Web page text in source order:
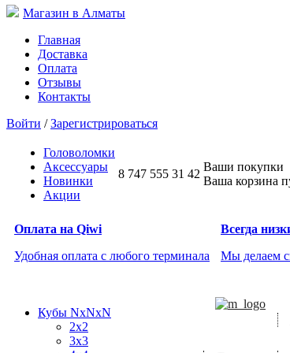
Магазин в Алматы
Главная
Доставка
Оплата
Отзывы
Контакты
Войти /Зарегистрироваться
Головоломки
Аксессуары
Новинки
Акции
8 747 555 31 42
Ваши покупки
Ваша корзина
Оплата на Qiwi
Удобная оплата с любого терминала
Всегда
Мы делаем
Кубы NxNxN
2x2
3x3